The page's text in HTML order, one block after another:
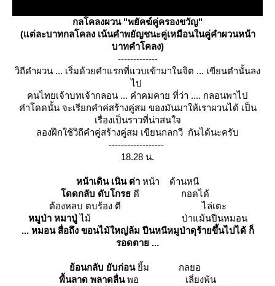
กลโคลงผวน "พยัคฆ์คู่ครองขวัญ"
(แต่ละบาทกลโคลง เน้นคำพยัญชนะคู่เหมือนในคู่คำผวนหน้า
บาทคำโคลง)
-------------
วิถีคำผวน ... เริ่มด้วยคำแรกที่แวบเข้ามาในจิต ... เขียนตำนั้นลง
ไป
คนไทยเจ้าบทเจ้ากลอน ... คำคมคาย ที่ว่า .... กลอนพาไป
คำโดดนั้น จะเรียกคำค่สร้างคู่สม ของมันมาให้เราผวนได้ เป็น
เรื่องเป็นราวที่น่าสนใจ
ลองฝึกใช้วิถีคำคู่สร้างคู่สม เขียนกลกวี กันได้นะครับ
------------------
18.28 น.
หน้าเดิน เนิน ด่า หน้า ด้านหนี
ดดกลับ ดับโกรธ ดี กอดได้
ต้องหลบ ตบร้อง ตี ไล่เตะ
หมูป่า หมาปู่ไม้ ป่าแม้นปีนหมอน
... หมอน สื่อถึง ขอนไม้ใหญ่ล้ม ปีนหนีหมูป่าดุร้ายขึ้นไปได้ ก็
รอดตาย ...
้อนกลับ ยับก่อนิ้ม กลยอ
พื้นลาด พลาดลื่นพอ เลี่ยงพ้น